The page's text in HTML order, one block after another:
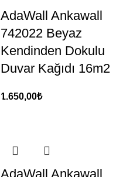
AdaWall Ankawall
742022 Beyaz
Kendinden Dokulu
Duvar Kağıdı 16m2
1.650,00₺
AdaWall Ankawall